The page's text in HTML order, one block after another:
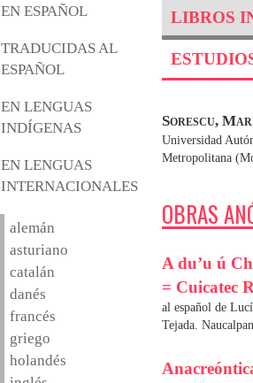
EN ESPAÑOL
TRADUCIDAS AL
ESPAÑOL
EN LENGUAS
INDÍGENAS
EN LENGUAS
INTERNACIONALES
alemán
asturiano
catalán
danés
francés
griego
holandés
LIBROS
Sorescu,
Universidad
Metropolitana
OBRAS
A du’u ú
= Cuicatec
al español de
Tejada.